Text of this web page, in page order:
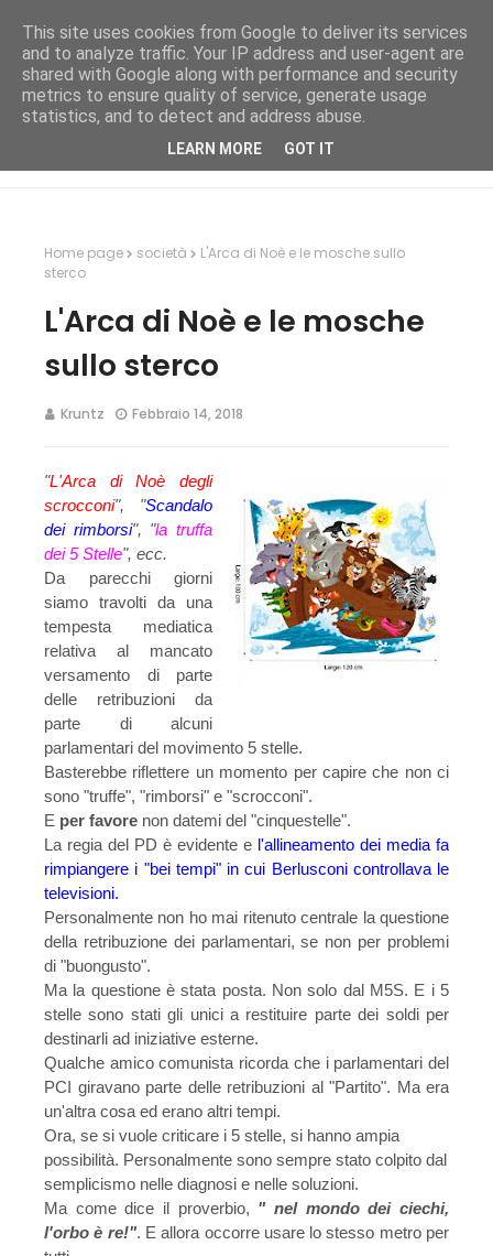
Home page società
L'Arca di Noè e le mosche sullo
sterco
L'Arca di Noè e le mosche
sullo sterco
Kruntz Febbraio 14, 2018
"L'Arca di Noè degli
scrocconi", "Scandalo
dei rimborsi", "la truffa
dei 5 Stelle", ecc.
Da parecchi giorni
siamo travolti da una
tempesta mediatica
relativa al mancato
versamento di parte
delle retribuzioni da
parte di alcuni
parlamentari del movimento 5 stelle.
Basterebbe riflettere un momento per capire che non ci
sono "truffe", "rimborsi" e "scrocconi".
E per favore non datemi del "cinquestelle".
La regia del PD è evidente e l'allineamento dei media fa
rimpiangere i "bei tempi" in cui Berlusconi controllava le
televisioni.
Personalmente non ho mai ritenuto centrale la questione
della retribuzione dei parlamentari, se non per problemi
di "buongusto".
Ma la questione è stata posta. Non solo dal M5S. E i 5
stelle sono stati gli unici a restituire parte dei soldi per
destinarli ad iniziative esterne.
Qualche amico comunista ricorda che i parlamentari del
PCI giravano parte delle retribuzioni al "Partito". Ma era
un'altra cosa ed erano altri tempi.
Ora, se si vuole criticare i 5 stelle, si hanno ampia
possibilità. Personalmente sono sempre stato colpito dal
semplicismo nelle diagnosi e nelle soluzioni.
Ma come dice il proverbio, " nel mondo dei ciechi,
l'orbo è re!". E allora occorre usare lo stesso metro per
This site uses cookies from Google to deliver its services
and to analyze traffic. Your IP address and user-agent are
shared with Google along with performance and security
metrics to ensure quality of service, generate usage
statistics, and to detect and address abuse.
LEARN MORE GOT IT